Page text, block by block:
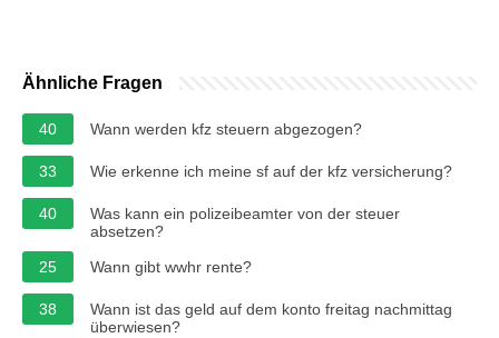
Ähnliche Fragen
40 Wann werden kfz steuern abgezogen?
33 Wie erkenne ich meine sf auf der kfz versicherung?
40
Was kann ein polizeibeamter von der steuer
absetzen?
25
Wann gibt wwhr rente?
38
Wann ist das geld auf dem konto freitag nachmittag
überwiesen?